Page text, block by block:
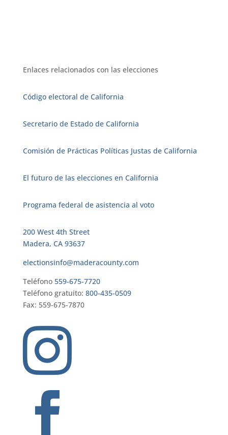
Enlaces relacionados con las elecciones
Código electoral de California
Secretario de Estado de California
Comisión de Prácticas Políticas Justas de California
El futuro de las elecciones en California
Programa federal de asistencia al voto
200 West 4th Street
Madera, CA 93637
electionsinfo@maderacounty.com
Teléfono 559-675-7720
Teléfono gratuito: 800-435-0509
Fax: 559-675-7870

